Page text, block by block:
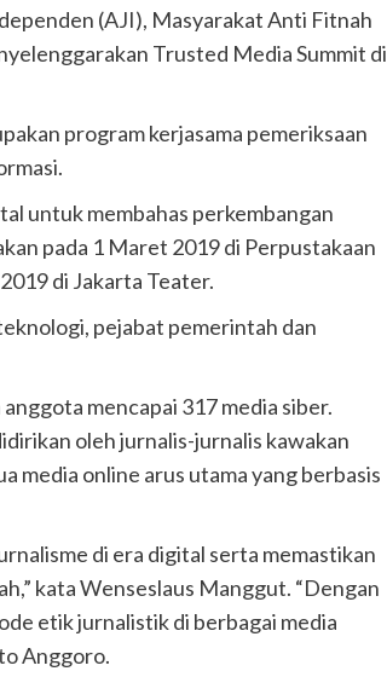
(AJI), Masyarakat Anti Fitnah
Trusted Media Summit di
program kerjasama pemeriksaan
untuk membahas perkembangan
pada 1 Maret 2019 di Perpustakaan
di Jakarta Teater.
pejabat pemerintah dan
mencapai 317 media siber.
oleh jurnalis-jurnalis kawakan
media online arus utama yang berbasis
di era digital serta memastikan
kata Wenseslaus Manggut. “Dengan
etik jurnalistik di berbagai media
Anggoro.